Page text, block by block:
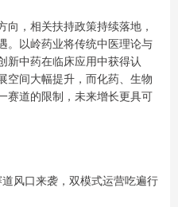
，相关扶持政策持续落地，
。以岭药业将传统中医理论与
新中药在临床应用中获得认
空间大幅提升，而化药、生物
赛道的限制，未来增长更具可
风口来袭，双模式运营吃遍行